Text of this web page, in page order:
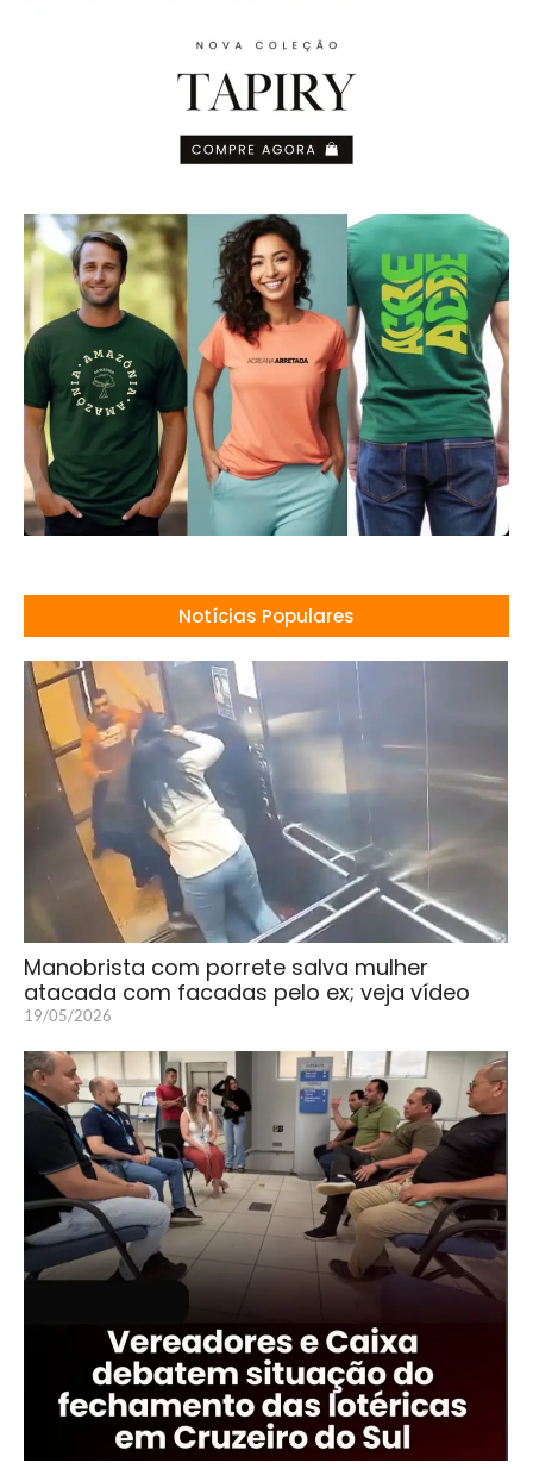
Notícias Populares
Manobrista com porrete salva mulher
atacada com facadas pelo ex; veja vídeo
19/05/2026